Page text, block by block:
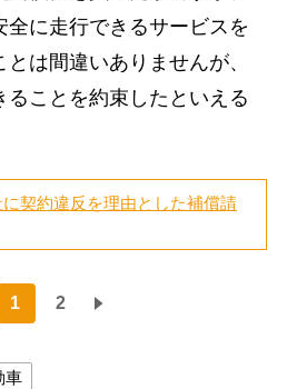
に走行できるサービスを
は間違いありませんが、
ことを約束したといえる
契約違反を理由とした補償請
1 2
車